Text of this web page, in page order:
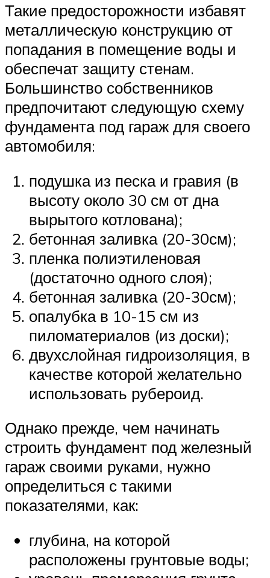
Такие предосторожности избавят
металлическую конструкцию от
попадания в помещение воды и
обеспечат защиту стенам.
Большинство собственников
предпочитают следующую схему
фундамента под гараж для своего
автомобиля:
подушка из песка и гравия (в
высоту около 30 см от дна
вырытого котлована);
бетонная заливка (20-30см);
пленка полиэтиленовая
(достаточно одного слоя);
бетонная заливка (20-30см);
опалубка в 10-15 см из
пиломатериалов (из доски);
двухслойная гидроизоляция, в
качестве которой желательно
использовать рубероид.
Однако прежде, чем начинать
строить фундамент под железный
гараж своими руками, нужно
определиться с такими
показателями, как:
глубина, на которой
расположены грунтовые воды;